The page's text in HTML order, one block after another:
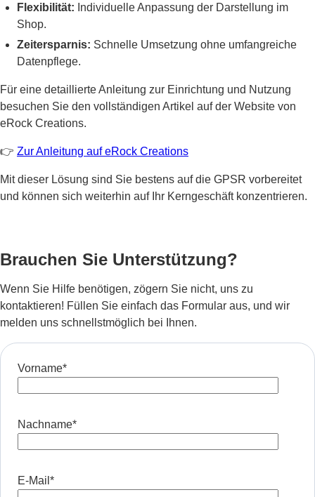
Flexibilität: Individuelle Anpassung der Darstellung im
Shop.
Zeitersparnis: Schnelle Umsetzung ohne umfangreiche
Datenpflege.
Für eine detaillierte Anleitung zur Einrichtung und Nutzung
besuchen Sie den vollständigen Artikel auf der Website von
eRock Creations.
👉 ZurAnleitung aufeRock Creations
Mit dieser Lösung sind Sie bestens auf die GPSR vorbereitet
und können sich weiterhin auf Ihr Kerngeschäft konzentrieren.
Brauchen Sie Unterstützung?
Wenn Sie Hilfe benötigen, zögern Sie nicht, uns zu
kontaktieren! Füllen Sie einfach das Formular aus, und wir
melden uns schnellstmöglich bei Ihnen.
Vorname*
Nachname*
E-Mail *